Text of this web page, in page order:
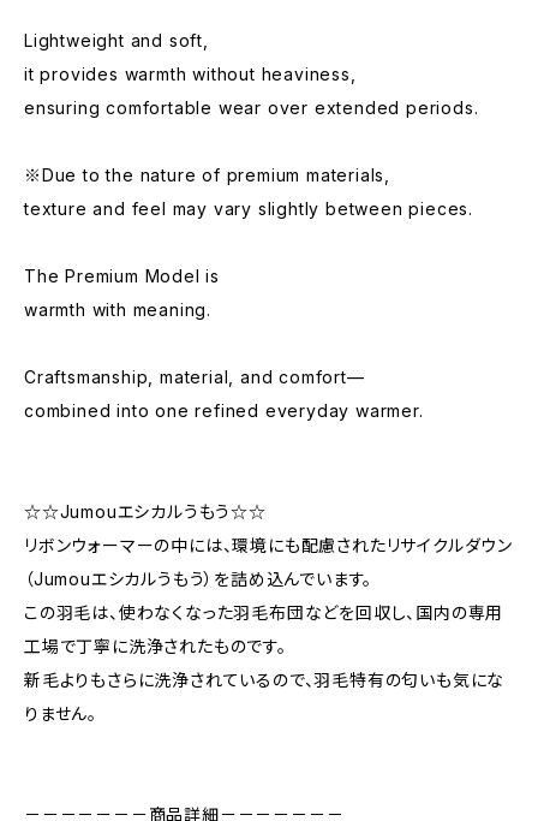
Lightweight and soft,
it provides warmth without heaviness,
ensuring comfortable wear over extended periods.
※Due to the nature of premium materials,
texture and feel may vary slightly between pieces.
The Premium Model is
warmth with meaning.
Craftsmanship, material, and comfort—
combined into one refined everyday warmer.
☆☆Jumouエシカルうもう☆☆
リボンウォーマーの中には、環境にも配慮されたリサイクルダウン
（Jumouエシカルうもう）を詰め込んでいます。
この羽毛は、使わなくなった羽毛布団などを回収し、国内の専用
工場で丁寧に洗浄されたものです。
新毛よりもさらに洗浄されているので、羽毛特有の匂いも気にな
りません。
－－－－－－－商品詳細－－－－－－－